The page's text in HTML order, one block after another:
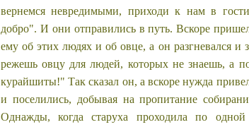
вернемся невредимыми, приходи к нам в
добро". И они отправились в путь. Вскоре
ему об этих людях и об овце, а он разгневался и
режешь овцу для людей, которых не знаешь, а
курайшиты!" Так сказал он, а вскоре нужда
и поселились, добывая на пропитание
Однажды, когда старуха проходила по